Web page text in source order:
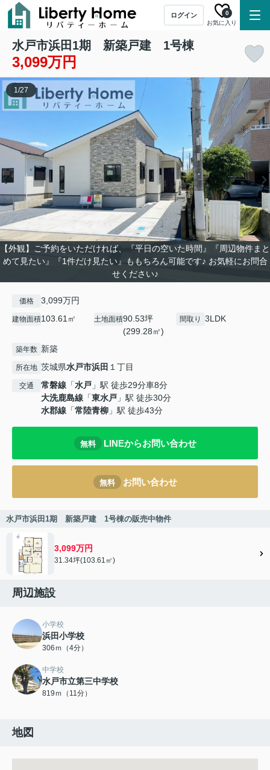
ログイン
お気に入り
0
水戸市浜田1期 新築戸建 1号棟
3,099万円
【外観】ご予約をいただければ、『平日の空いた時間』『周辺物件まと
めて見たい』『1件だけ見たい』ももちろん可能です♪ お気軽にお問合
せください♪
1/27
価格 3,099万円
建物面積103.61㎡ 土地面積90.53坪
(299.28㎡)
間取り 3LDK
築年数 新築
所在地 茨城県水戸市浜田 １丁目
交通 常磐線 「水戸 」駅 徒歩29分車8分
大洗鹿島線 「東水戸 」駅 徒歩30分
水郡線 「常陸青柳 」駅 徒歩43分
無料 LINEからお問い合わせ
無料 お問い合わせ
水戸市浜田1期 新築戸建 1号棟の販売中物件
3,099万円
31.34坪(103.61㎡)
周辺施設
小学校
浜田小学校
306ｍ（4分）
中学校
水戸市立第三中学校
819ｍ（11分）
地図